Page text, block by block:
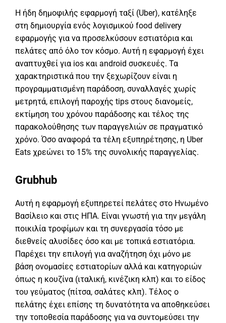
Η ήδη δημοφιλής εφαρμογή ταξί (Uber), κατέληξε
στη δημιουργία ενός λογισμικού food delivery
εφαρμογής για να προσελκύσουν εστιατόρια και
πελάτες από όλο τον κόσμο. Αυτή η εφαρμογή έχει
αναπτυχθεί για ios και android συσκευές. Τα
χαρακτηριστικά που την ξεχωρίζουν είναι η
προγραμματισμένη παράδοση, συναλλαγές χωρίς
μετρητά, επιλογή παροχής tips στους διανομείς,
εκτίμηση του χρόνου παράδοσης και τέλος της
παρακολούθησης των παραγγελιών σε πραγματικό
χρόνο. Όσο αναφορά τα τέλη εξυπηρέτησης, η Uber
Eats χρεώνει το 15% της συνολικής παραγγελίας.
Grubhub
Αυτή η εφαρμογή εξυπηρετεί πελάτες στο Ηνωμένο
Βασίλειο και στις ΗΠΑ. Είναι γνωστή για την μεγάλη
ποικιλία τροφίμων και τη συνεργασία τόσο με
διεθνείς αλυσίδες όσο και με τοπικά εστιατόρια.
Παρέχει την επιλογή για αναζήτηση όχι μόνο με
βάση ονομασίες εστιατορίων αλλά και κατηγοριών
όπως η κουζίνα (ιταλική, κινέζικη κλπ) και το είδος
του γεύματος (πίτσα, σαλάτες κλπ). Τέλος ο
πελάτης έχει επίσης τη δυνατότητα να αποθηκεύσει
την τοποθεσία παράδοσης για να συντομεύσει την